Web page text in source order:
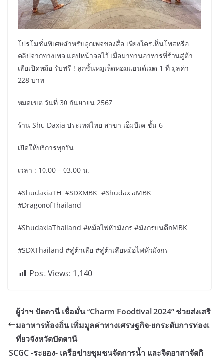
โปรโมชั่นพิเศษสำหรับลูกเพจของสื่อ เพียงใครเห็นโพสหรือ
คลิปจากทางเพจ แคปหน้าจอไว้ เมื่อมาทานอาหารที่ร้านสู่ต้า
เสียเปิดหม้อ รับฟรี ! ลูกชิ้นหมูเห็ดหอมแฮนด์เมด 1 ที่ มูลค่า
228 บาท
หมดเขต วันที่ 30 กันยายน 2567
ร้าน Shu Daxia ประเทศไทย สาขา เอ็มบีเค ชั้น 6
เปิดให้บริการทุกวัน
เวลา : 10.00 – 03.00 น.
#ShudaxiaTH #SDXMBK #ShudaxiaMBK
#DragonofThailand
#ShudaxiaThailand #หม้อไฟหัวมังกร #มังกรบนตึกMBK
#SDXThailand #สู่ต้าเสีย #สู่ต้าเสียหม้อไฟหัวมังกร
Post Views: 1,140
ผู้ว่าฯ ปัตตานี เชื่อมั่น “Charm Foodtival 2024” ช่วยส่งเสริ
มอาหารท้องถิ่น เพิ่มมูลค่าทางเศรษฐกิจ-ยกระดับการท่องเ
ที่ยวจังหวัดปัตตานี
SCGC -ระยอง- เครือข่ายชุมชนจัดการน้ำ และจิตอาสาจัดกิ